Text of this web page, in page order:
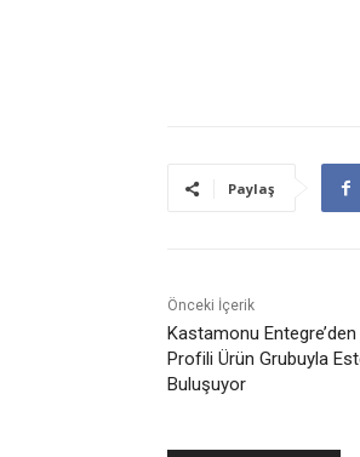
Paylaş
Önceki İçerik
Kastamonu
Profili Ürün Grubuyla
Buluşuyor